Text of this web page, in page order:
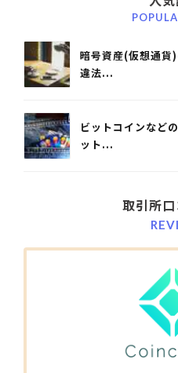
暗号資産(仮想通貨
違法...
ビットコインなど
ット...
取引所